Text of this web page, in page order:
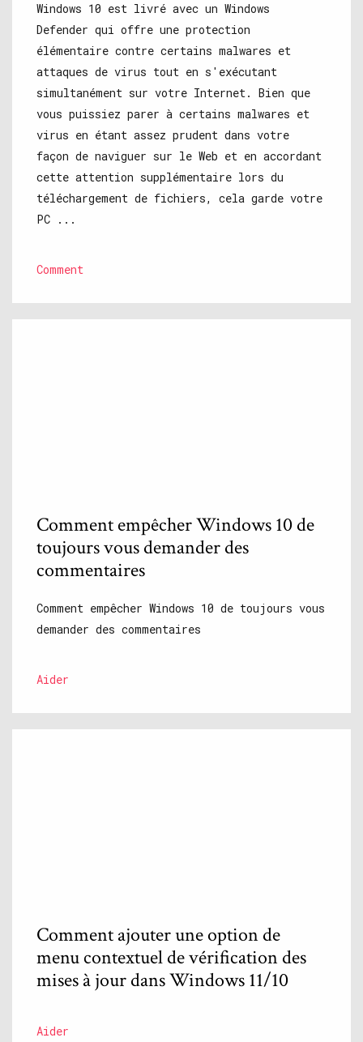
Windows 10 est livré avec un Windows
Defender qui offre une protection
élémentaire contre certains malwares et
attaques de virus tout en s'exécutant
simultanément sur votre Internet. Bien que
vous puissiez parer à certains malwares et
virus en étant assez prudent dans votre
façon de naviguer sur le Web et en accordant
cette attention supplémentaire lors du
téléchargement de fichiers, cela garde votre
PC ...
Comment
Comment empêcher Windows 10 de
toujours vous demander des
commentaires
Comment empêcher Windows 10 de toujours vous
demander des commentaires
Aider
Comment ajouter une option de
menu contextuel de vérification des
mises à jour dans Windows 11/10
Aider